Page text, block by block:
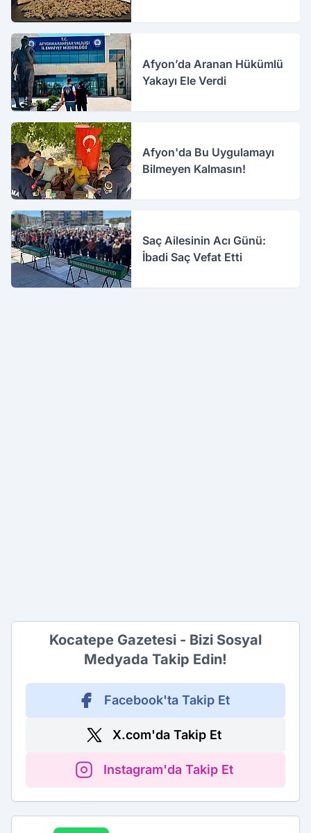
Afyon’da Aranan Hükümlü
Yakayı Ele Verdi
Afyon'da Bu Uygulamayı
Bilmeyen Kalmasın!
Saç Ailesinin Acı Günü:
İbadi Saç Vefat Etti
Kocatepe Gazetesi - Bizi Sosyal
Medyada Takip Edin!
Facebook'ta Takip Et
X.com'da Takip Et
Instagram'da Takip Et